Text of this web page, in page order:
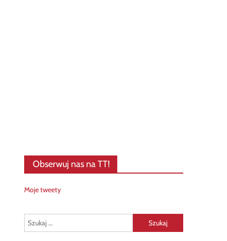
Obserwuj nas na TT!
Moje tweety
Szukaj: